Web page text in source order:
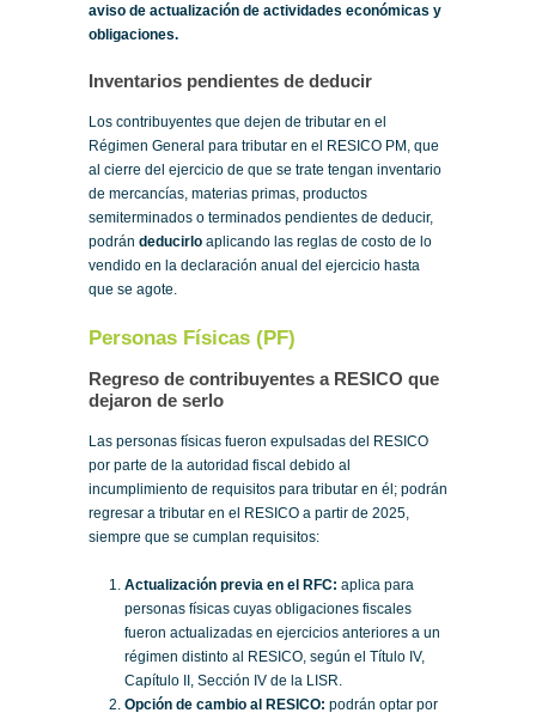
aviso de actualización de actividades económicas y
obligaciones.
Inventarios pendientes de deducir
Los contribuyentes que dejen de tributar en el
Régimen General para tributar en el RESICO PM, que
al cierre del ejercicio de que se trate tengan inventario
de mercancías, materias primas, productos
semiterminados o terminados pendientes de deducir,
podrán deducirlo aplicando las reglas de costo de lo
vendido en la declaración anual del ejercicio hasta
que se agote.
Personas Físicas (PF)
Regreso de contribuyentes a RESICO que
dejaron de serlo
Las personas físicas fueron expulsadas del RESICO
por parte de la autoridad fiscal debido al
incumplimiento de requisitos para tributar en él; podrán
regresar a tributar en el RESICO a partir de 2025,
siempre que se cumplan requisitos:
Actualización previa en el RFC: aplica para
personas físicas cuyas obligaciones fiscales
fueron actualizadas en ejercicios anteriores a un
régimen distinto al RESICO, según el Título IV,
Capítulo II, Sección IV de la LISR.
Opción de cambio al RESICO: podrán optar por